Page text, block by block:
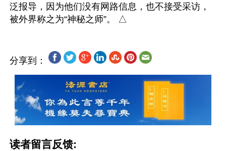
泛报导，因为他们没有网路信息，也不接受采访，
分享到：
读者留言反馈: